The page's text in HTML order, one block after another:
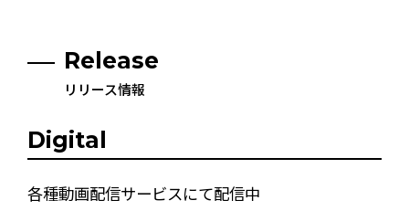
Release
リリース情報
Digital
各種動画配信サービスにて配信中